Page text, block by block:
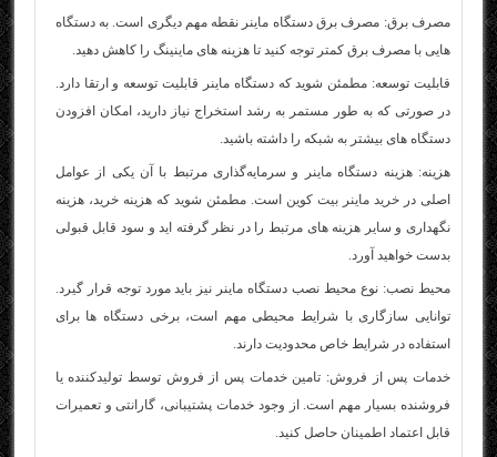
مصرف برق: مصرف برق دستگاه ماینر نقطه مهم دیگری است. به دستگاه‌
هایی با مصرف برق کمتر توجه کنید تا هزینه‌ های ماینینگ را کاهش دهید.
قابلیت توسعه: مطمئن شوید که دستگاه ماینر قابلیت توسعه و ارتقا دارد.
در صورتی که به طور مستمر به رشد استخراج نیاز دارید، امکان افزودن
دستگاه‌ های بیشتر به شبکه را داشته باشید.
هزینه: هزینه دستگاه ماینر و سرمایه‌گذاری مرتبط با آن یکی از عوامل
اصلی درخرید ماینر بیت کوین است. مطمئن شوید که هزینه خرید، هزینه
نگهداری و سایر هزینه‌ های مرتبط را در نظر گرفته‌ اید و سود قابل قبولی
بدست خواهید آورد.
محیط نصب: نوع محیط نصب دستگاه ماینر نیز باید مورد توجه قرار گیرد.
توانایی سازگاری با شرایط محیطی مهم است، برخی دستگاه‌ ها برای
استفاده در شرایط خاص محدودیت دارند.
خدمات پس از فروش: تامین خدمات پس از فروش توسط تولیدکننده یا
فروشنده بسیار مهم است. از وجود خدمات پشتیبانی، گارانتی و تعمیرات
قابل اعتماد اطمینان حاصل کنید.